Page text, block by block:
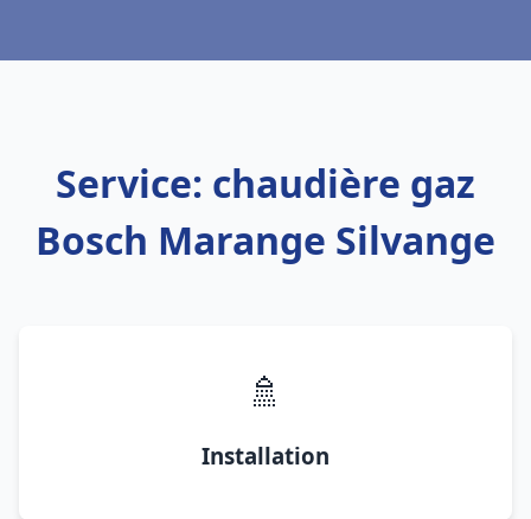
Service: chaudière gaz
Bosch Marange Silvange
🚿
Installation